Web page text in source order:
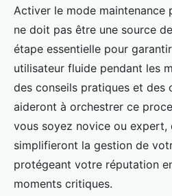
Maintenance site
conseils pour une
efficace
Mathilde•24 février 2025 •4 min
Activer le mode maintenance
ne doit pas être une source
étape essentielle pour
utilisateur fluide pendant les
des conseils pratiques et des
aideront à orchestrer ce
vous soyez novice ou expert,
simplifieront la gestion de
protégeant votre réputation
moments critiques.